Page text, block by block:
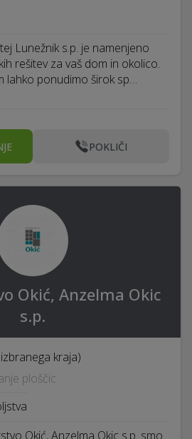
Lunežnik s.p. je namenjeno
rešitev za vaš dom in okolico.
lahko ponudimo širok sp…
POKLIČI
Okić, Anzelma Okic
s.p.
kraja)
ploščic
Okić, Anzelma Okic s.p. smo